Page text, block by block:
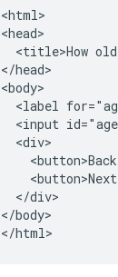
<html>
<head>
<title>How
</head>
<body>
<label
<input
  <div>
  </div>
</body>